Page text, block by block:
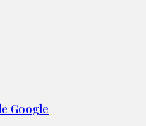
Google